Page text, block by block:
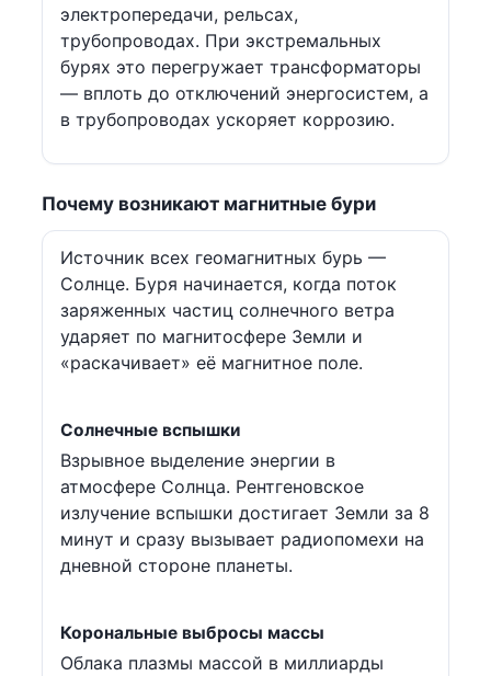
электропередачи, рельсах,
трубопроводах. При экстремальных
бурях это перегружает трансформаторы
— вплоть до отключений энергосистем, а
в трубопроводах ускоряет коррозию.
Почему возникают магнитные бури
Источник всех геомагнитных бурь —
Солнце. Буря начинается, когда поток
заряженных частиц солнечного ветра
ударяет по магнитосфере Земли и
«раскачивает» её магнитное поле.
Солнечные вспышки
Взрывное выделение энергии в
атмосфере Солнца. Рентгеновское
излучение вспышки достигает Земли за 8
минут и сразу вызывает радиопомехи на
дневной стороне планеты.
Корональные выбросы массы
Облака плазмы массой в миллиарды